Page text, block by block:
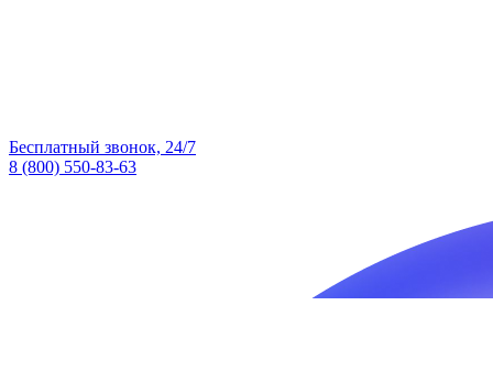
Бесплатный звонок, 24/7
8 (800) 550-83-63